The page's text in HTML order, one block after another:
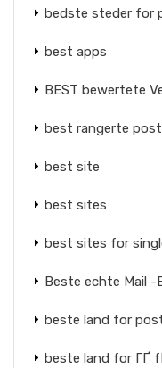
bedste steder for
best apps
BEST bewertete
best rangerte
best site
best sites
best sites for
Beste echte Mail
beste land for
beste land for ГҐ